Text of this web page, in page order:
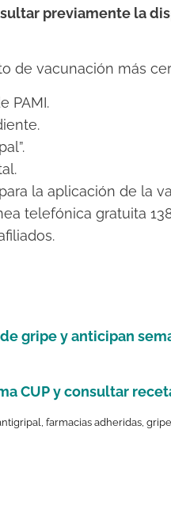
previamente la
de vacunación más
PAMI.
la aplicación de la
telefónica gratuita
gripe y anticipan
CUP y consultar
farmacias adheridas gripe